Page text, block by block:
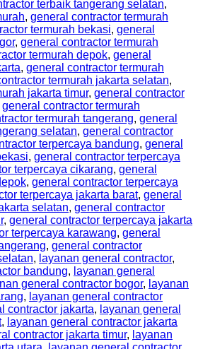
terbaik tangerang selatan,
, general contractor termurah
termurah bekasi, general
, general contractor termurah
termurah depok, general
, general contractor termurah
termurah jakarta selatan,
jakarta timur, general contractor
general contractor termurah
termurah tangerang, general
selatan, general contractor
terpercaya bandung, general
, general contractor terpercaya
terpercaya cikarang, general
, general contractor terpercaya
terpercaya jakarta barat, general
selatan, general contractor
, general contractor terpercaya jakarta
terpercaya karawang, general
, general contractor
, layanan general contractor,
bandung, layanan general
general contractor bogor, layanan
, layanan general contractor
contractor jakarta, layanan general
, layanan general contractor jakarta
contractor jakarta timur, layanan